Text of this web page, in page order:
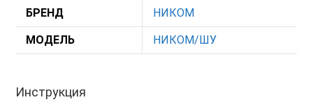
БРЕНД НИКОМ
МОДЕЛЬ НИКОМ/ШУ
Инструкция